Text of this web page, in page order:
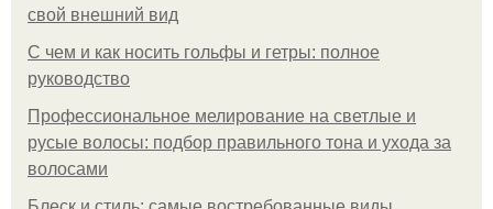
свой внешний вид
С чем и как носить гольфы и гетры: полное
руководство
Профессиональное мелирование на светлые и
русые волосы: подбор правильного тона и ухода за
волосами